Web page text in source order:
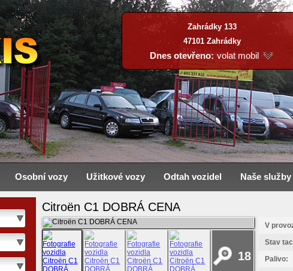
Zahrádky 133
47101 Zahrádky
Dnes otevřeno: volat mobil
Pondělí:
volat mobil
Úterý:
volat mobil
Středa:
volat mobil
Čtvrtek:
volat mobil
Pátek:
volat mobil
Sobota:
volat mobil
Neděle:
zavřeno
Osobní vozy Užitkové vozy Odtah vozidel Naše služby
Citroën C1 DOBRÁ CENA
18
V
Stav
Palivo: